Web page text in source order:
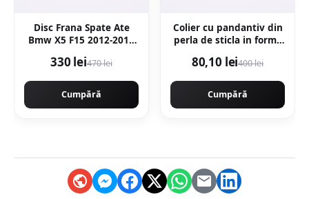
Disc Frana Spate Ate
Bmw X5 F15 2012-2018
330 lei470 lei
Cumpără
Colier cu pandantiv din
perla de sticla in forma
Alb/Argintiu
80,10 lei400 lei
Cumpără